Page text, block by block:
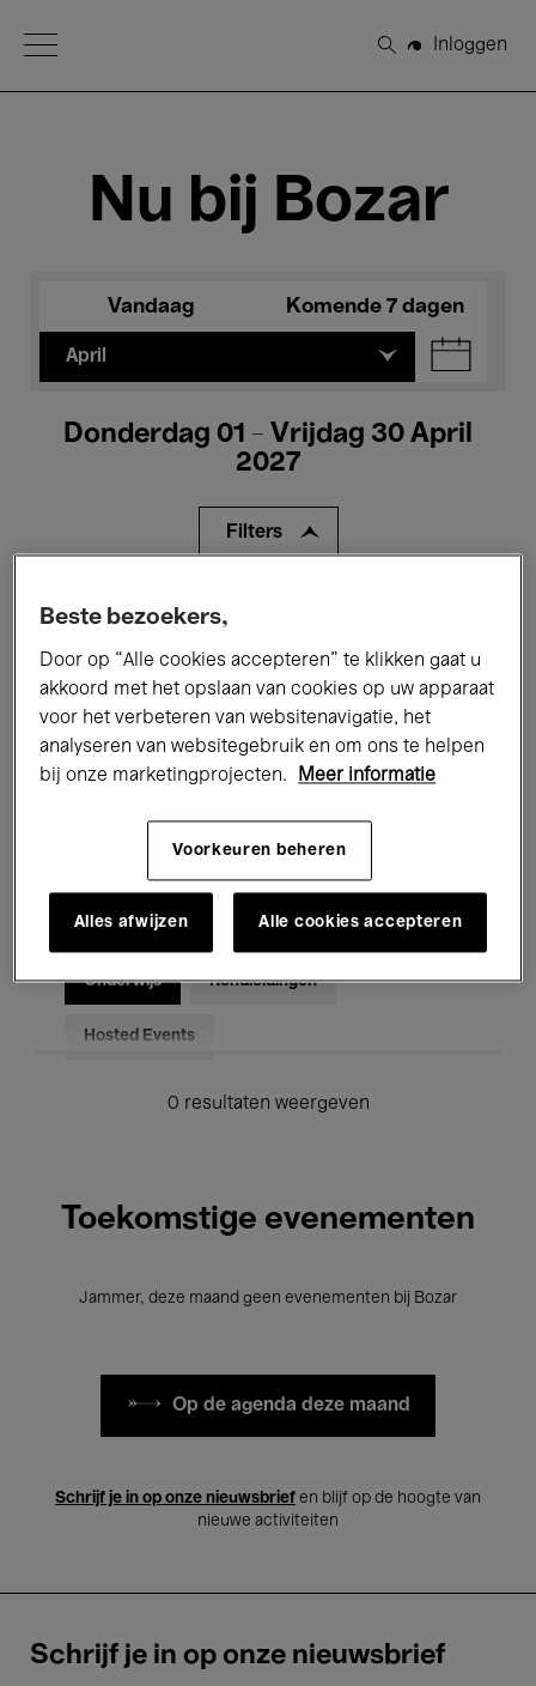
Open Menu
Zoeken
Inloggen
Nu bij Bozar
Vandaag Komende 7 dagen
April
Donderdag 01 - Vrijdag 30 April
2027
Filters
Alle evenementen
Tentoonstellingen Films
Performances Lezingen & Debatten
Jazz Klassieke Muziek Global Music
Voor iedereen Kids’ Palace
Onderwijs Rondleidingen
Hosted Events
0 resultaten weergeven
Toekomstige evenementen
Jammer, deze maand geen evenementen bij Bozar
Op de agenda deze maand
Schrijf je in op onze nieuwsbrief en blijf op de hoogte van
nieuwe activiteiten
Schrijf je in op onze nieuwsbrief
Beste bezoekers,
Door op “Alle cookies accepteren” te klikken gaat u
akkoord met het opslaan van cookies op uw apparaat
voor het verbeteren van websitenavigatie, het
analyseren van websitegebruik en om ons te helpen
bij onze marketingprojecten.
Meer informatie
Voorkeuren beheren
Alles afwijzen Alle cookies accepteren